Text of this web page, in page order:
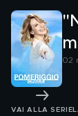
02
VAI ALLA SERIE